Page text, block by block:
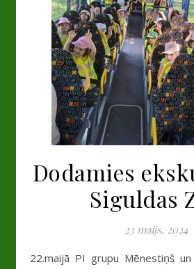
Dodamies
Siguldas
23 maijs, 2024
22.maijā PI grupu Mēnestiņš un Zvaigznītes bērni